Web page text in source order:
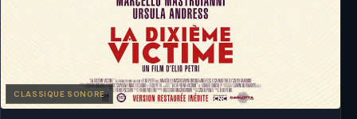
CLASSIQUE SONORE